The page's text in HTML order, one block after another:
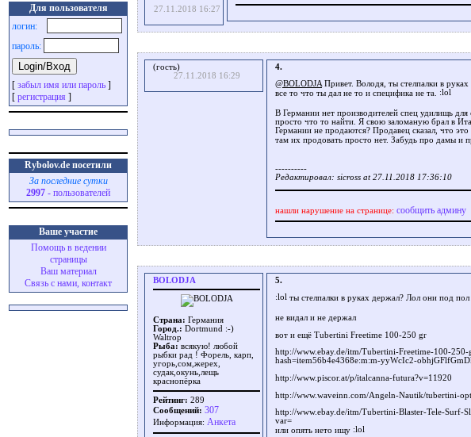
Для пользователя
логин:
пароль:
[ забыл имя или пароль ]
[ регистрация ]
Rybolov.de посетили
За последние сутки
2997 - пользователей
Ваше участие
Помощь в ведении
страницы
Ваш материал
Связь с нами, контакт
27.11.2018 16:27
(гость)
27.11.2018 16:29
4.
@BOLODJAПривет. Володя, ты стелпалки в
все то что ты дал не то и специфика не та.
В Германии нет производителей спец удилищь
просто что то найти. Я свою заломаную брал в
Германии не продаются? Продавец сказал, что
там их продовать просто нет. Забудь про дамы и
----------
Редактировал: sicross at 27.11.2018 17:36:10
нашли нарушение на странице: сообщить админу
BOLODJA
Страна: Германия
Город.: Dortmund :-)
Waltrop
Рыба: всякую! любой
рыбки рад ! Форель, карп,
угорь,сом,жерех,
судак,окунь,лещь
краснопёрка
Рейтинг: 289
Сообщений: 307
Информация: Aнкета
5.
ты стелпалки в руках держал? Лол они под
не видал и не держал
вот и ещё Tubertini Freetime 100-250 gr
http://www.ebay.de/itm/Tubertini-Freetime-100-
hash=item56b4e4368e:m:m-yyWcIc2-
http://www.piscor.at/p/italcanna-futura?v=11920
http://www.waveinn.com/Angeln-Nautik/tubertini-
http://www.ebay.de/itm/Tubertini-Blaster-Tele-
var=
или опять нето ищу